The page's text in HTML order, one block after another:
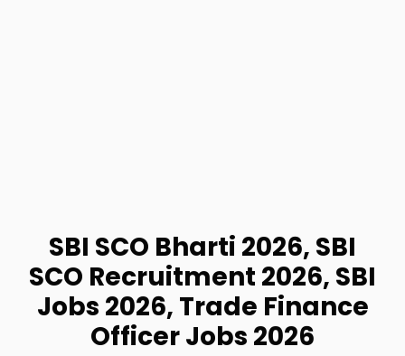
SBI SCO Bharti 2026, SBI
SCO Recruitment 2026, SBI
Jobs 2026, Trade Finance
Officer Jobs 2026